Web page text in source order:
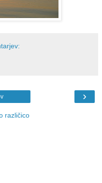
›
različico